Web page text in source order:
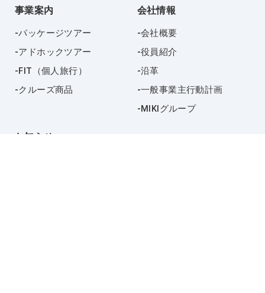
事業案内
パッケージツアー
アドホックツアー
FIT（個人旅行）
クルーズ商品
会社情報
会社概要
役員紹介
沿革
一般事業主行動計画
MIKIグループ
お知らせ